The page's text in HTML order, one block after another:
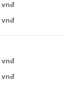
vnđ
vnđ
vnđ
vnđ